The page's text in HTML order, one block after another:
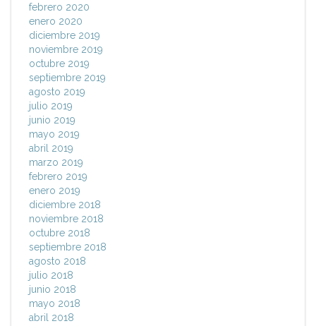
febrero 2020
enero 2020
diciembre 2019
noviembre 2019
octubre 2019
septiembre 2019
agosto 2019
julio 2019
junio 2019
mayo 2019
abril 2019
marzo 2019
febrero 2019
enero 2019
diciembre 2018
noviembre 2018
octubre 2018
septiembre 2018
agosto 2018
julio 2018
junio 2018
mayo 2018
abril 2018